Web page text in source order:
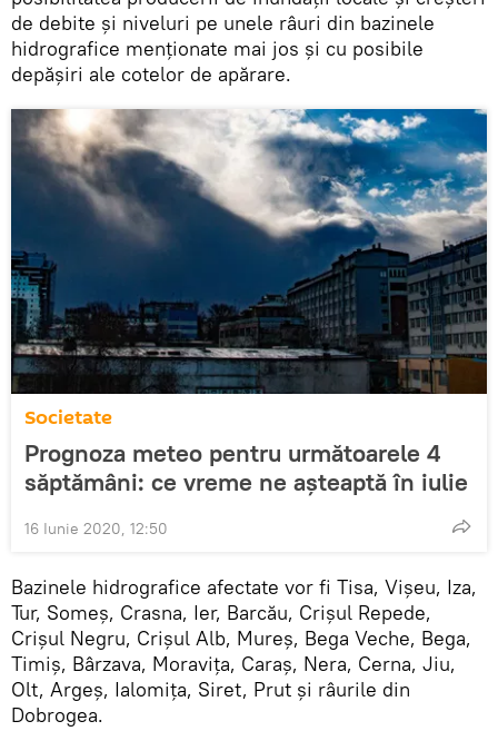
de debite şi niveluri pe unele râuri din bazinele
hidrografice menţionate mai jos şi cu posibile
depăşiri ale cotelor de apărare.
Societate
Prognoza meteo pentru următoarele 4
săptămâni: ce vreme ne aşteaptă în iulie
16 Iunie 2020, 12:50
Bazinele hidrografice afectate vor fi Tisa, Vişeu, Iza,
Tur, Someş, Crasna, Ier, Barcău, Crişul Repede,
Crişul Negru, Crişul Alb, Mureş, Bega Veche, Bega,
Timiş, Bârzava, Moraviţa, Caraş, Nera, Cerna, Jiu,
Olt, Argeş, Ialomiţa, Siret, Prut şi râurile din
Dobrogea.